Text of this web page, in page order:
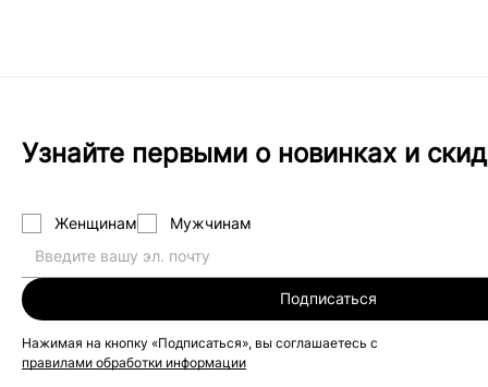
Узнайте первыми о новинках и
Женщинам Мужчинам
Подписаться
Нажимая на кнопку «Подписаться», вы соглашаетесь с
правилами обработки информации